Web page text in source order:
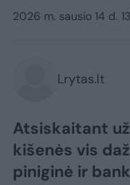
2026 m. sausio 14 d.
Lrytas.lt
Atsiskaitant
kišenės vis
piniginė ir